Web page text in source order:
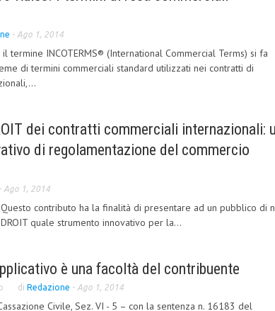
- Ago 1, 2014
termine INCOTERMS® (International Commercial Terms) si fa
di termini commerciali standard utilizzati nei contratti di
dei contratti commerciali internazionali:
di regolamentazione del commercio
- Ago 1, 2014
contributo ha la finalità di presentare ad un pubblico di
quale strumento innovativo per la...
è una facoltà del contribuente
di Redazione - Ago 1, 2014
Civile, Sez. VI - 5 – con la sentenza n. 16183 del